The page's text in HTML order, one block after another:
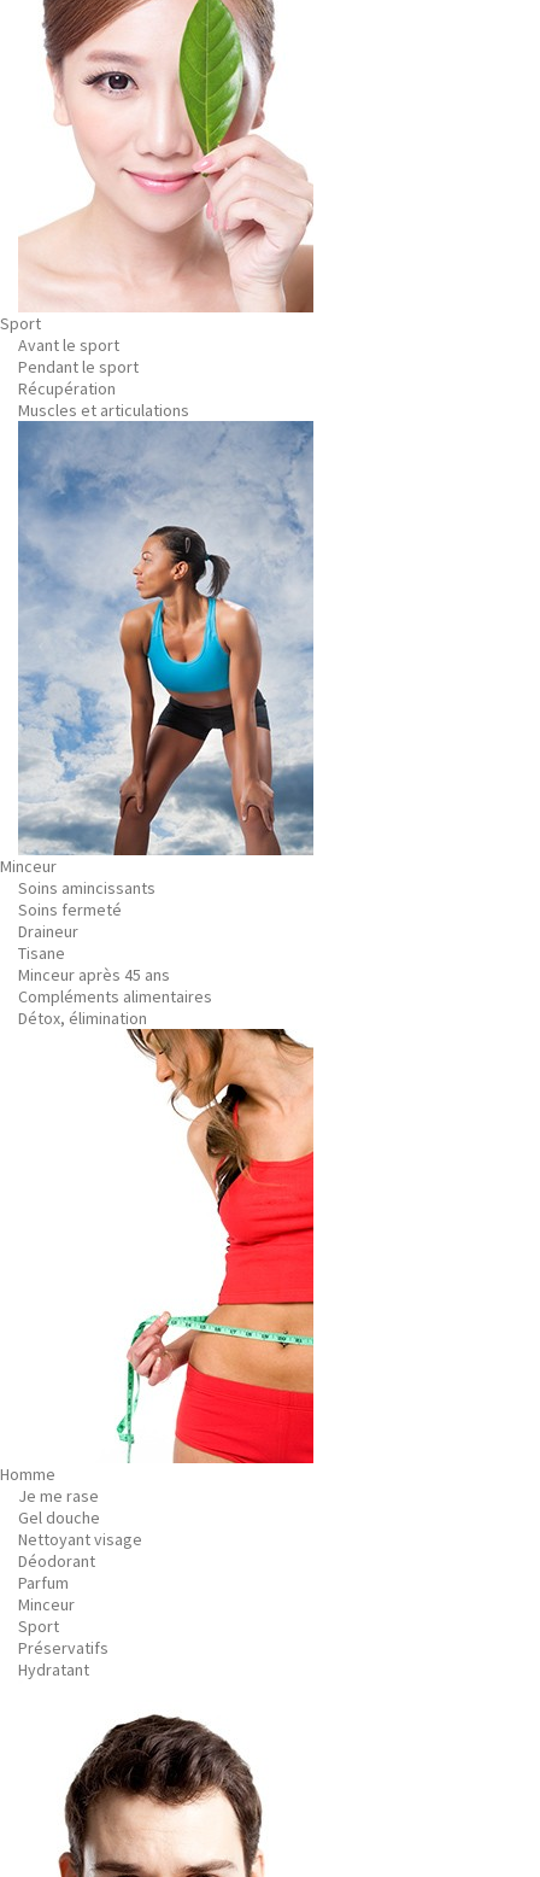
Sport
Avant le sport
Pendant le sport
Récupération
Muscles et articulations
Minceur
Soins amincissants
Soins fermeté
Draineur
Tisane
Minceur après 45 ans
Compléments alimentaires
Détox, élimination
Homme
Je me rase
Gel douche
Nettoyant visage
Déodorant
Parfum
Minceur
Sport
Préservatifs
Hydratant